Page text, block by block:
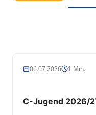
ALLGEMEINES
06.07.2026 1 Min.
C-Jugend 2026/